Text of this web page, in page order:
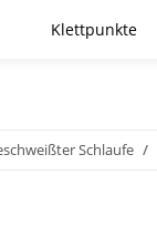
Klettpunkte
Schlaufe